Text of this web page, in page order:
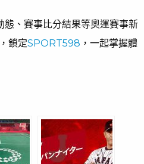
、賽事比分結果等奧運賽事新
鎖定SPORT598 ，一起掌握體